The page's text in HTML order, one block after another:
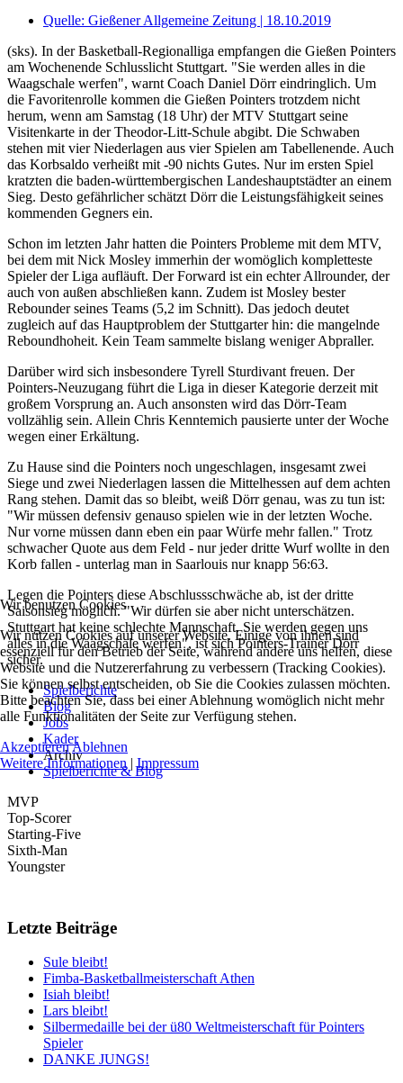
Quelle: Gießener Allgemeine Zeitung | 18.10.2019
(sks). In der Basketball-Regionalliga empfangen die Gießen Pointers
am Wochenende Schlusslicht Stuttgart. "Sie werden alles in die
Waagschale werfen", warnt Coach Daniel Dörr eindringlich. Um
die Favoritenrolle kommen die Gießen Pointers trotzdem nicht
herum, wenn am Samstag (18 Uhr) der MTV Stuttgart seine
Visitenkarte in der Theodor-Litt-Schule abgibt. Die Schwaben
stehen mit vier Niederlagen aus vier Spielen am Tabellenende. Auch
das Korbsaldo verheißt mit -90 nichts Gutes. Nur im ersten Spiel
kratzten die baden-württembergischen Landeshauptstädter an einem
Sieg. Desto gefährlicher schätzt Dörr die Leistungsfähigkeit seines
kommenden Gegners ein.
Schon im letzten Jahr hatten die Pointers Probleme mit dem MTV,
bei dem mit Nick Mosley immerhin der womöglich kompletteste
Spieler der Liga aufläuft. Der Forward ist ein echter Allrounder, der
auch von außen abschließen kann. Zudem ist Mosley bester
Rebounder seines Teams (5,2 im Schnitt). Das jedoch deutet
zugleich auf das Hauptproblem der Stuttgarter hin: die mangelnde
Reboundhoheit. Kein Team sammelte bislang weniger Abpraller.
Darüber wird sich insbesondere Tyrell Sturdivant freuen. Der
Pointers-Neuzugang führt die Liga in dieser Kategorie derzeit mit
großem Vorsprung an. Auch ansonsten wird das Dörr-Team
vollzählig sein. Allein Chris Kenntemich pausierte unter der Woche
wegen einer Erkältung.
Zu Hause sind die Pointers noch ungeschlagen, insgesamt zwei
Siege und zwei Niederlagen lassen die Mittelhessen auf dem achten
Rang stehen. Damit das so bleibt, weiß Dörr genau, was zu tun ist:
"Wir müssen defensiv genauso spielen wie in der letzten Woche.
Nur vorne müssen dann eben ein paar Würfe mehr fallen." Trotz
schwacher Quote aus dem Feld - nur jeder dritte Wurf wollte in den
Korb fallen - unterlag man in Saarlouis nur knapp 56:63.
Legen die Pointers diese Abschlussschwäche ab, ist der dritte
Saisonsieg möglich. "Wir dürfen sie aber nicht unterschätzen.
Stuttgart hat keine schlechte Mannschaft. Sie werden gegen uns
alles in die Waagschale werfen", ist sich Pointers-Trainer Dörr
sicher.
Spielberichte
Blog
Jobs
Kader
Archiv
Spielberichte & Blog
MVP
Top-Scorer
Starting-Five
Sixth-Man
Youngster
Letzte Beiträge
Sule bleibt!
Fimba-Basketballmeisterschaft Athen
Isiah bleibt!
Lars bleibt!
Silbermedaille bei der ü80 Weltmeisterschaft für Pointers
Spieler
DANKE JUNGS!
Wir benutzen Cookies
Wir nutzen Cookies auf unserer Website. Einige von ihnen sind
essenziell für den Betrieb der Seite, während andere uns helfen, diese
Website und die Nutzererfahrung zu verbessern (Tracking Cookies).
Sie können selbst entscheiden, ob Sie die Cookies zulassen möchten.
Bitte beachten Sie, dass bei einer Ablehnung womöglich nicht mehr
alle Funktionalitäten der Seite zur Verfügung stehen.
AkzeptierenAblehnen
Weitere Informationen |Impressum